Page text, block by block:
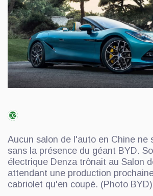
02
Aucun salon de l'auto en Chine ne
sans la présence du géant BYD.
électrique Denza trônait au Salon
attendant une production
cabriolet qu'en coupé. (Photo BYD)